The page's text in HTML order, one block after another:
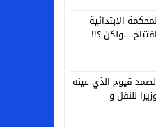
الابتدائية
؟!!
قيوح الذي عينه
للنقل و